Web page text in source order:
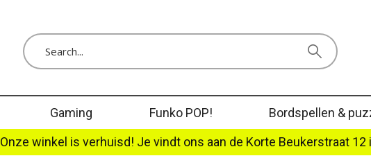
Gaming Funko POP!
Bordspellen &
Onze winkel is verhuisd! Je vindt ons aan de Korte Beukerstraat 12